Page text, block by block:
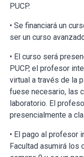
PUCP.
• Se financiará un
ser un curso
• El curso será
PUCP, el profesor
virtual a través de la
fuese necesario, las
laboratorio. El
presencialmente a
• El pago al profesor
Facultad asumirá los